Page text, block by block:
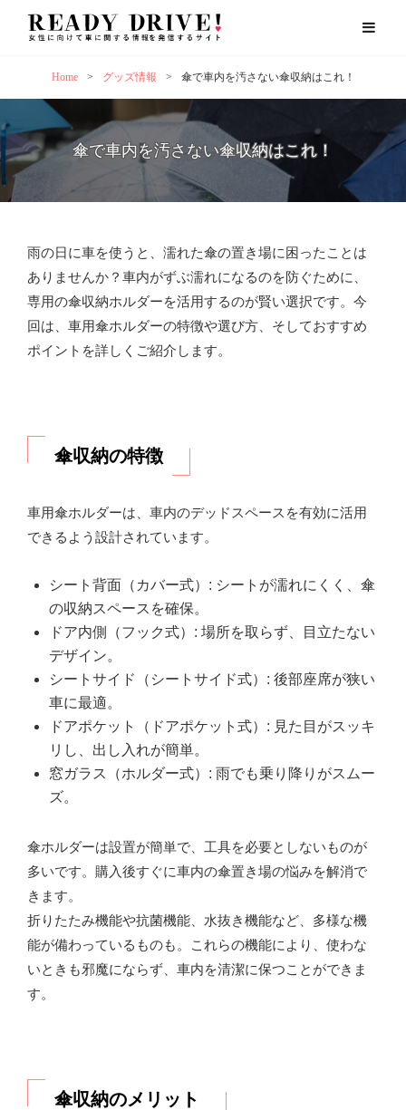
Home > グッズ情報 > 傘で車内を汚さない傘収納はこれ！
傘で車内を汚さない傘収納はこれ！
雨の日に車を使うと、濡れた傘の置き場に困ったことは
ありませんか？車内がずぶ濡れになるのを防ぐために、
専用の傘収納ホルダーを活用するのが賢い選択です。今
回は、車用傘ホルダーの特徴や選び方、そしておすすめ
ポイントを詳しくご紹介します。
傘収納の特徴
車用傘ホルダーは、車内のデッドスペースを有効に活用
できるよう設計されています。
シート背面（カバー式）: シートが濡れにくく、傘
の収納スペースを確保。
ドア内側（フック式）: 場所を取らず、目立たない
デザイン。
シートサイド（シートサイド式）: 後部座席が狭い
車に最適。
ドアポケット（ドアポケット式）: 見た目がスッキ
リし、出し入れが簡単。
窓ガラス（ホルダー式）: 雨でも乗り降りがスムー
ズ。
傘ホルダーは設置が簡単で、工具を必要としないものが
多いです。購入後すぐに車内の傘置き場の悩みを解消で
きます。
折りたたみ機能や抗菌機能、水抜き機能など、多様な機
能が備わっているものも。これらの機能により、使わな
いときも邪魔にならず、車内を清潔に保つことができま
す。
傘収納のメリット